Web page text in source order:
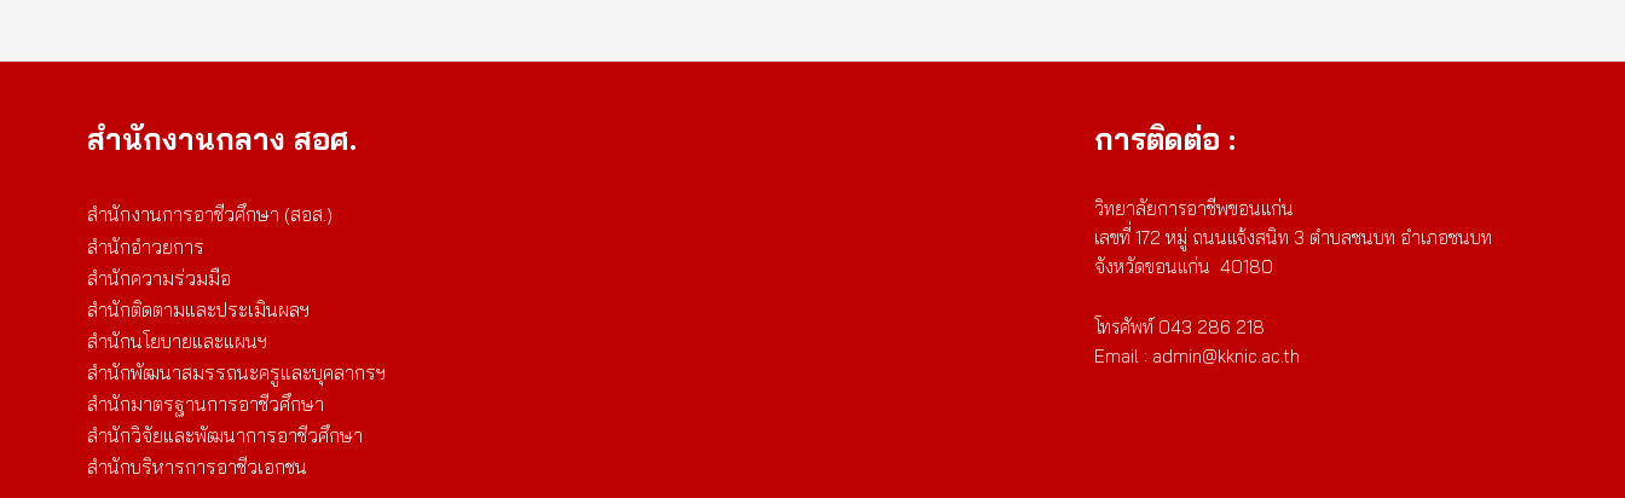
สำนักงานกลาง สอศ.
สำนักงานการอาชีวศึกษา (สอส.)
สำนักอำวยการ
สำนักความร่วมมือ
สำนักติดตามและประเมินผลฯ
สำนักนโยบายและแผนฯ
สำนักพัฒนาสมรรถนะครูและบุคลากรฯ
สำนักมาตรฐานการอาชีวศึกษา
สำนักวิจัยและพัฒนาการอาชีวศึกษา
สำนักบริหารการอาชีวเอกชน
การติดต่อ :
วิทยาลัยการอาชีพขอนแก่น
เลขที่ 172 หมู่ ถนนแจ้งสนิท 3 ตำบลชนบท อำเภอชนบท
จังหวัดขอนแก่น 40180
โทรศัพท์ 043 286 218
Email : admin@kknic.ac.th